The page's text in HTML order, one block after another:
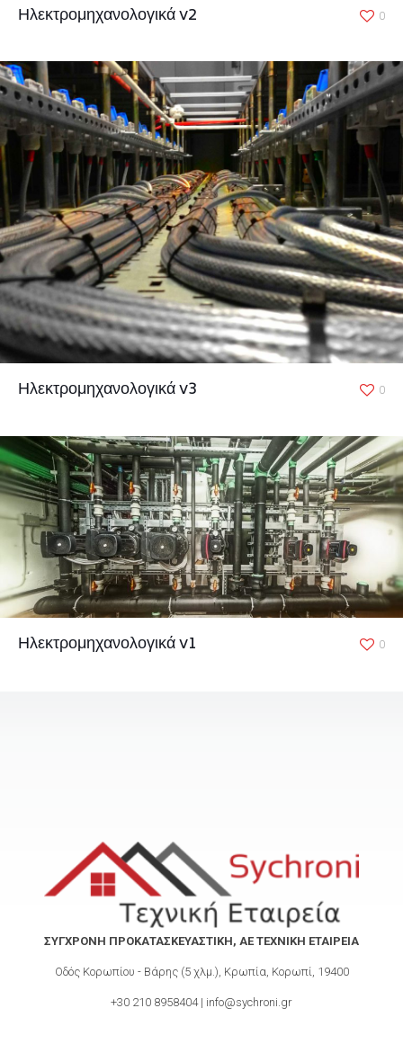
Ηλεκτρομηχανολογικά v2 0
Ηλεκτρομηχανολογικά v3 0
Ηλεκτρομηχανολογικά v1 0
ΣΥΓΧΡΟΝΗ ΠΡΟΚΑΤΑΣΚΕΥΑΣΤΙΚΗ, ΑΕ ΤΕΧΝΙΚΗ ΕΤΑΙΡΕΙΑ
Οδός Κορωπίου - Βάρης (5 χλμ.), Κρωπία, Κορωπί, 19400
+30 210 8958404 | info@sychroni.gr